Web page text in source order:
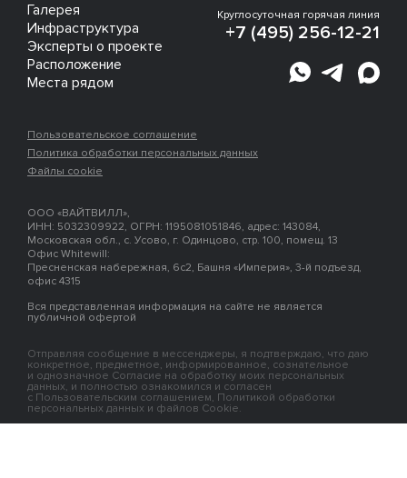
Галерея
Инфраструктура
Эксперты о проекте
Расположение
Места рядом
Круглосуточная горячая линия
+7 (495) 256-12-21
Пользовательское соглашение
Политика обработки персональных данных
Файлы cookie
ООО «ВАЙТВИЛЛ»,
ИНН: 5032309922, ОГРН: 1195081051846, адрес: 143084,
Московская обл., с. Усово, г. Одинцово, стр. 100, помещ. 13
Офис Whitewill:
Пресненская набережная, 6с2, Башня «Империя», 3-й подъезд,
офис 4315
Вся представленная информация на сайте не является
публичной офертой
Отправляя сообщение в мессенджеры, я подтверждаю, что даю
конкретное, предметное, информированное, сознательное
и однозначное Согласие на обработку моих персональных
данных, и полностью ознакомился и согласен
с Пользовательским соглашением, Политикой обработки
персональных данных и файлов Cookie.